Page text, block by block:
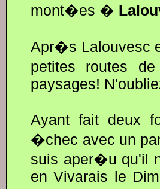
mont�es �
Apr�s Lalouvesc
petites routes
paysages!
Ayant fait deux
�chec avec un
suis aper�u qu'il
en Vivarais le